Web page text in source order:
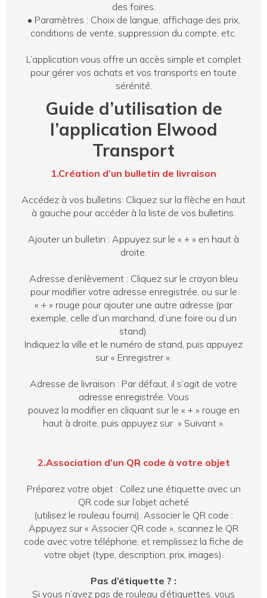
des foires.
• Paramètres : Choix de langue, affichage des prix,
conditions de vente, suppression du compte, etc.
L’application vous offre un accès simple et complet
pour gérer vos achats et vos transports en toute
sérénité.
Guide d’utilisation de
l’application Elwood
Transport
1.Création d’un bulletin de livraison
Accédez à vos bulletins: Cliquez sur la flèche en haut
à gauche pour accéder à la liste de vos bulletins.
Ajouter un bulletin : Appuyez sur le « + » en haut à
droite.
Adresse d’enlèvement : Cliquez sur le crayon bleu
pour modifier votre adresse enregistrée, ou sur le
« + » rouge pour ajouter une autre adresse (par
exemple, celle d’un marchand, d’une foire ou d’un
stand).
Indiquez la ville et le numéro de stand, puis appuyez
sur « Enregistrer ».
Adresse de livraison : Par défaut, il s’agit de votre
adresse enregistrée. Vous
pouvez la modifier en cliquant sur le « + » rouge en
haut à droite, puis appuyez sur » Suivant ».
2.Association d’un QR code à votre objet
Préparez votre objet : Collez une étiquette avec un
QR code sur l’objet acheté
(utilisez le rouleau fourni). Associer le QR code :
Appuyez sur « Associer QR code », scannez le QR
code avec votre téléphone, et remplissez la fiche de
votre objet (type, description, prix, images).
Pas d’étiquette ? :
Si vous n’avez pas de rouleau d’étiquettes, vous